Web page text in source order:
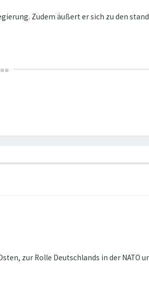
Zudem äußert er sich zu den
zur Rolle Deutschlands in der NATO